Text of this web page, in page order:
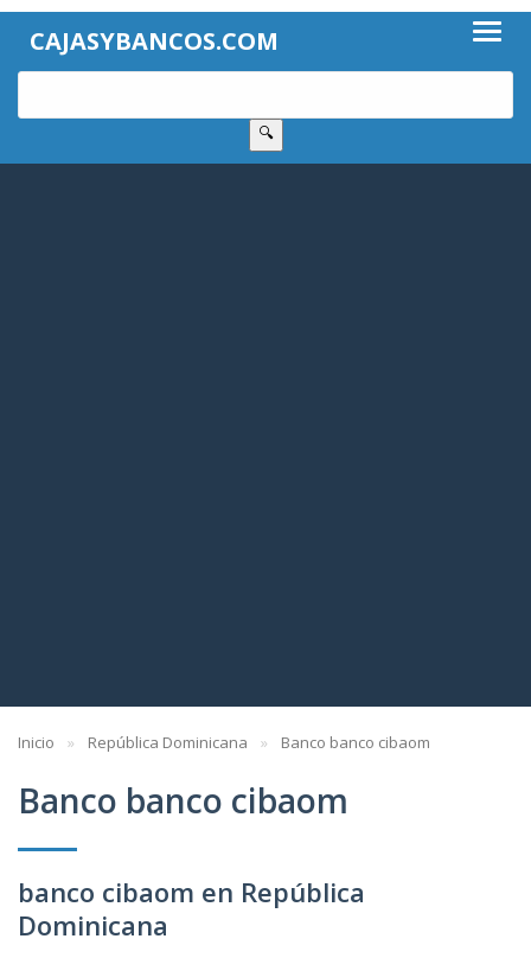
CAJASYBANCOS.COM
🔍
Inicio República Dominicana Banco banco cibaom
Banco banco cibaom
banco cibaom en República
Dominicana